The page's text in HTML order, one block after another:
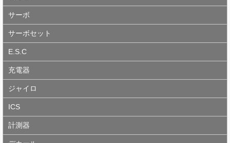
サーボ
サーボセット
E.S.C
充電器
ジャイロ
ICS
計測器